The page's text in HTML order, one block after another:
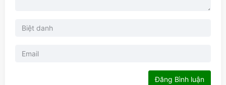
Đăng Bình luận